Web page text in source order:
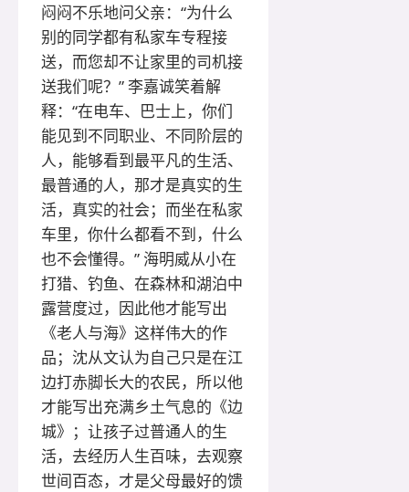
闷闷不乐地问父亲：“为什么
别的同学都有私家车专程接
送，而您却不让家里的司机接
送我们呢？” 李嘉诚笑着解
释：“在电车、巴士上，你们
能见到不同职业、不同阶层的
人，能够看到最平凡的生活、
最普通的人，那才是真实的生
活，真实的社会；而坐在私家
车里，你什么都看不到，什么
也不会懂得。” 海明威从小在
打猎、钓鱼、在森林和湖泊中
露营度过，因此他才能写出
《老人与海》这样伟大的作
品；沈从文认为自己只是在江
边打赤脚长大的农民，所以他
才能写出充满乡土气息的《边
城》；让孩子过普通人的生
活，去经历人生百味，去观察
世间百态，才是父母最好的馈